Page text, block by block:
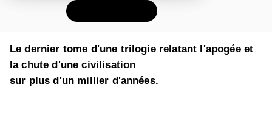
Le dernier tome d'une trilogie relatant l'apogée et
la chute d'une civilisation
sur plus d'un millier d'années.